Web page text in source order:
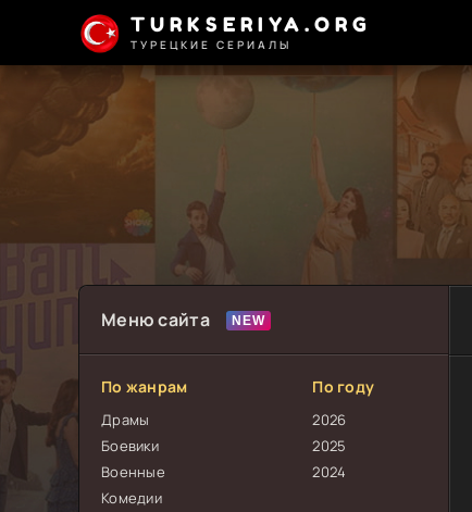
TURKSERIYA.ORG
ТУРЕЦКИЕ СЕРИАЛЫ
Меню сайта
По жанрам
Драмы
Боевики
Военные
Комедии
По году
2026
2025
2024